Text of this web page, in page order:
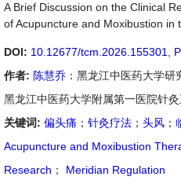
A Brief Discussion on the Clinical
of Acupuncture and Moxibustion in
DOI: 10.12677/tcm.2026.155301
作者: 陈慧乔 ：黑龙江中医药大学研
黑龙江中医药大学附属第一医院针
关键词: 偏头痛 ； 针灸疗法 ； 头风 ；
Acupuncture and Moxibustion
Research ； Meridian Regulation